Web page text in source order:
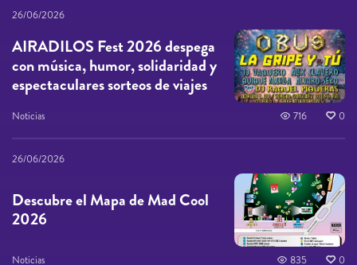
26/06/2026
AIRADILOS Fest 2026 despega
con música, humor, solidaridad y
espectaculares sorteos de viajes
Noticias 716 0
26/06/2026
Descubre el Mapa de Mad Cool
2026
Noticias 835 0